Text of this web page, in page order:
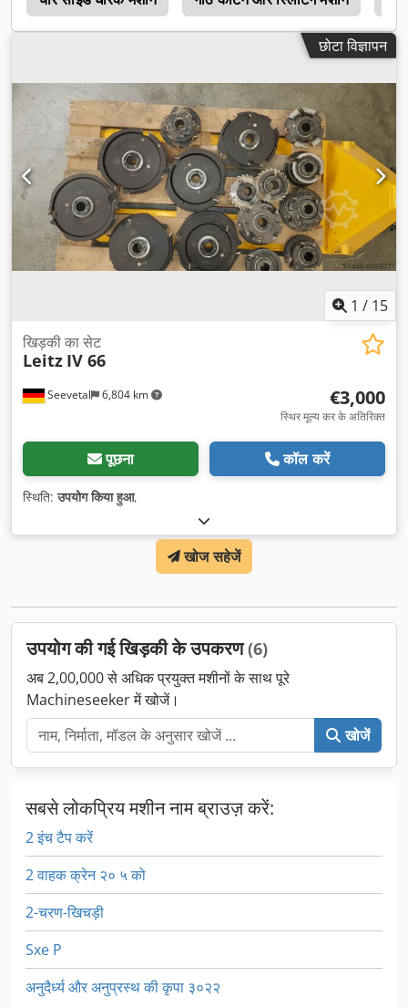
छोटा विज्ञापन
1 / 15
Seevetal 6,804 km
खिड़की का सेट
Leitz IV 66
€3,000
स्थिर मूल्य कर के अतिरिक्त
पूछना कॉल करें
स्थिति:उपयोग किया हुआ,
खोज सहेजें
उपयोग की गई खिड़की के उपकरण(6)
अब 2,00,000 से अधिक प्रयुक्त मशीनों के साथ पूरे
Machineseeker में खोजें।
खोजें
सबसे लोकप्रिय मशीन नाम ब्राउज़ करें:
2 इंच टैप करें
2 वाहक क्रेन २० ५ को
2-चरण-खिचड़ी
Sxe P
अनुदैर्ध्य और अनुप्रस्थ की कृपा ३०२२